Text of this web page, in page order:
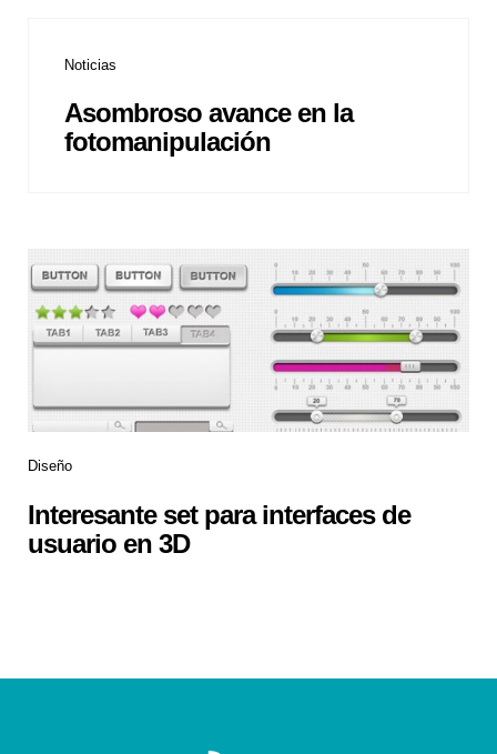
Noticias
Asombroso avance en la
fotomanipulación
Diseño
Interesante set para interfaces de
usuario en 3D